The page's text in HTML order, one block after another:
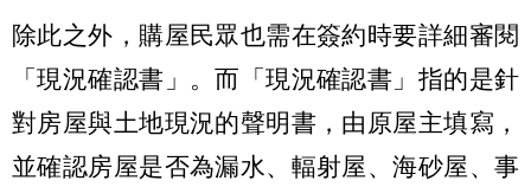
除此之外，購屋民眾也需在簽約時要詳細審閱
「現況確認書」。而「現況確認書」指的是針
對房屋與土地現況的聲明書，由原屋主填寫，
並確認房屋是否為漏水、輻射屋、海砂屋、事